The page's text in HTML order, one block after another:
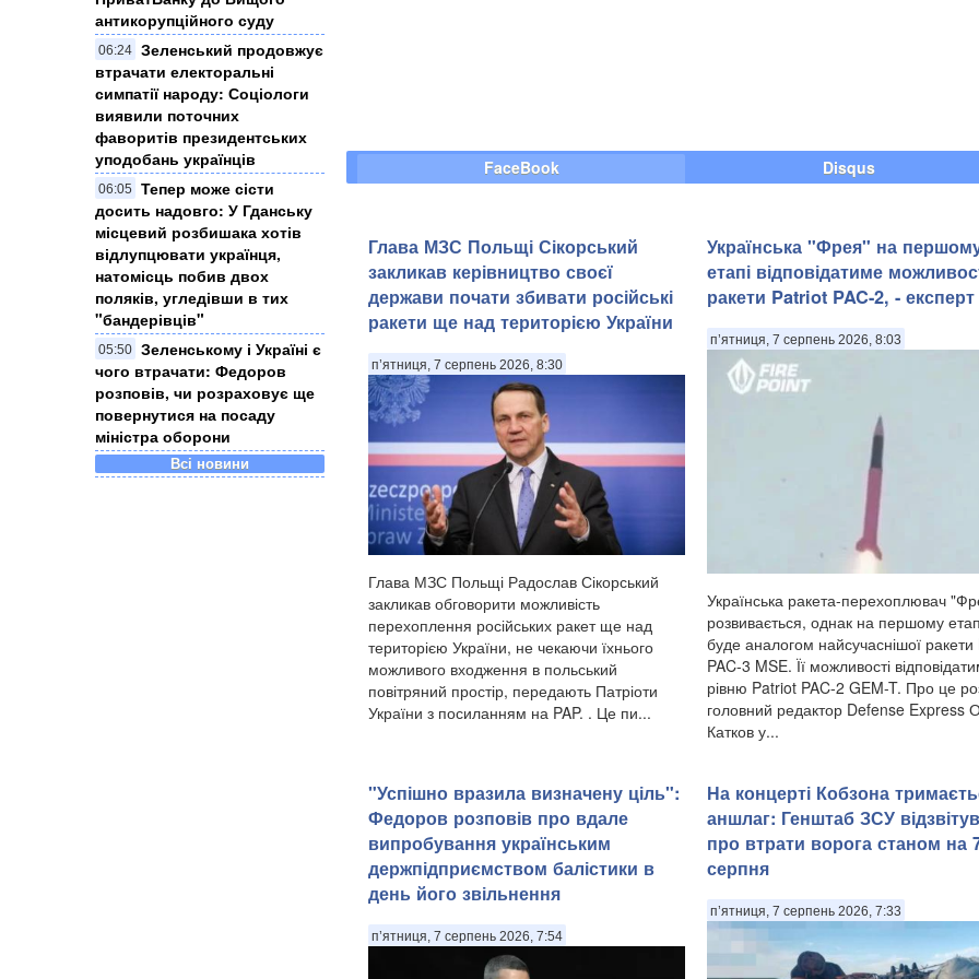
антикорупційного суду
06:24 Зеленський продовжує
втрачати електоральні
симпатії народу: Соціологи
виявили поточних
фаворитів президентських
уподобань українців
06:05
Тепер може сісти
досить надовго: У Гданську
місцевий розбишака хотів
відлупцювати українця,
натомісць побив двох
поляків, угледівши в тих
"бандерівців"
05:50 Зеленському і Україні є
чого втрачати: Федоров
розповів, чи розраховує ще
повернутися на посаду
міністра оборони
Всі новини
FaceBook Disqus
Глава МЗС Польщі Сікорський
закликав керівництво своєї
держави почати збивати російські
ракети ще над територією України
п’ятниця, 7 серпень 2026, 8:30
Глава МЗС Польщі Радослав Сікорський
закликав обговорити можливість
перехоплення російських ракет ще над
територією України, не чекаючи їхнього
можливого входження в польський
повітряний простір, передають Патріоти
України з посиланням на PAP. . Це пи...
Українська "Фрея" на
етапі відповідатиме
ракети Patriot PAC-2, - експерт
п’ятниця, 7 серпень 2026, 8:03
Українська ракета-перехоплювач
розвивається, однак на першому
буде аналогом найсучаснішої
PAC-3 MSE. Її можливості
рівню Patriot PAC-2 GEM-T. Про це
головний редактор Defense Express
Катков у...
"Успішно вразила визначену ціль":
Федоров розповів про вдале
випробування українським
держпідприємством балістики в
день його звільнення
п’ятниця, 7 серпень 2026, 7:54
На концерті Кобзона
аншлаг: Генштаб ЗСУ
про втрати ворога станом на
серпня
п’ятниця, 7 серпень 2026, 7:33